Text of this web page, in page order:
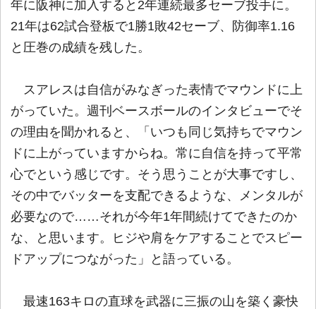
年に阪神に加入すると2年連続最多セーブ投手に。
21年は62試合登板で1勝1敗42セーブ、防御率1.16
と圧巻の成績を残した。
スアレスは自信がみなぎった表情でマウンドに上
がっていた。週刊ベースボールのインタビューでそ
の理由を聞かれると、「いつも同じ気持ちでマウン
ドに上がっていますからね。常に自信を持って平常
心でという感じです。そう思うことが大事ですし、
その中でバッターを支配できるような、メンタルが
必要なので……それが今年1年間続けてできたのか
な、と思います。ヒジや肩をケアすることでスピー
ドアップにつながった」と語っている。
最速163キロの直球を武器に三振の山を築く豪快